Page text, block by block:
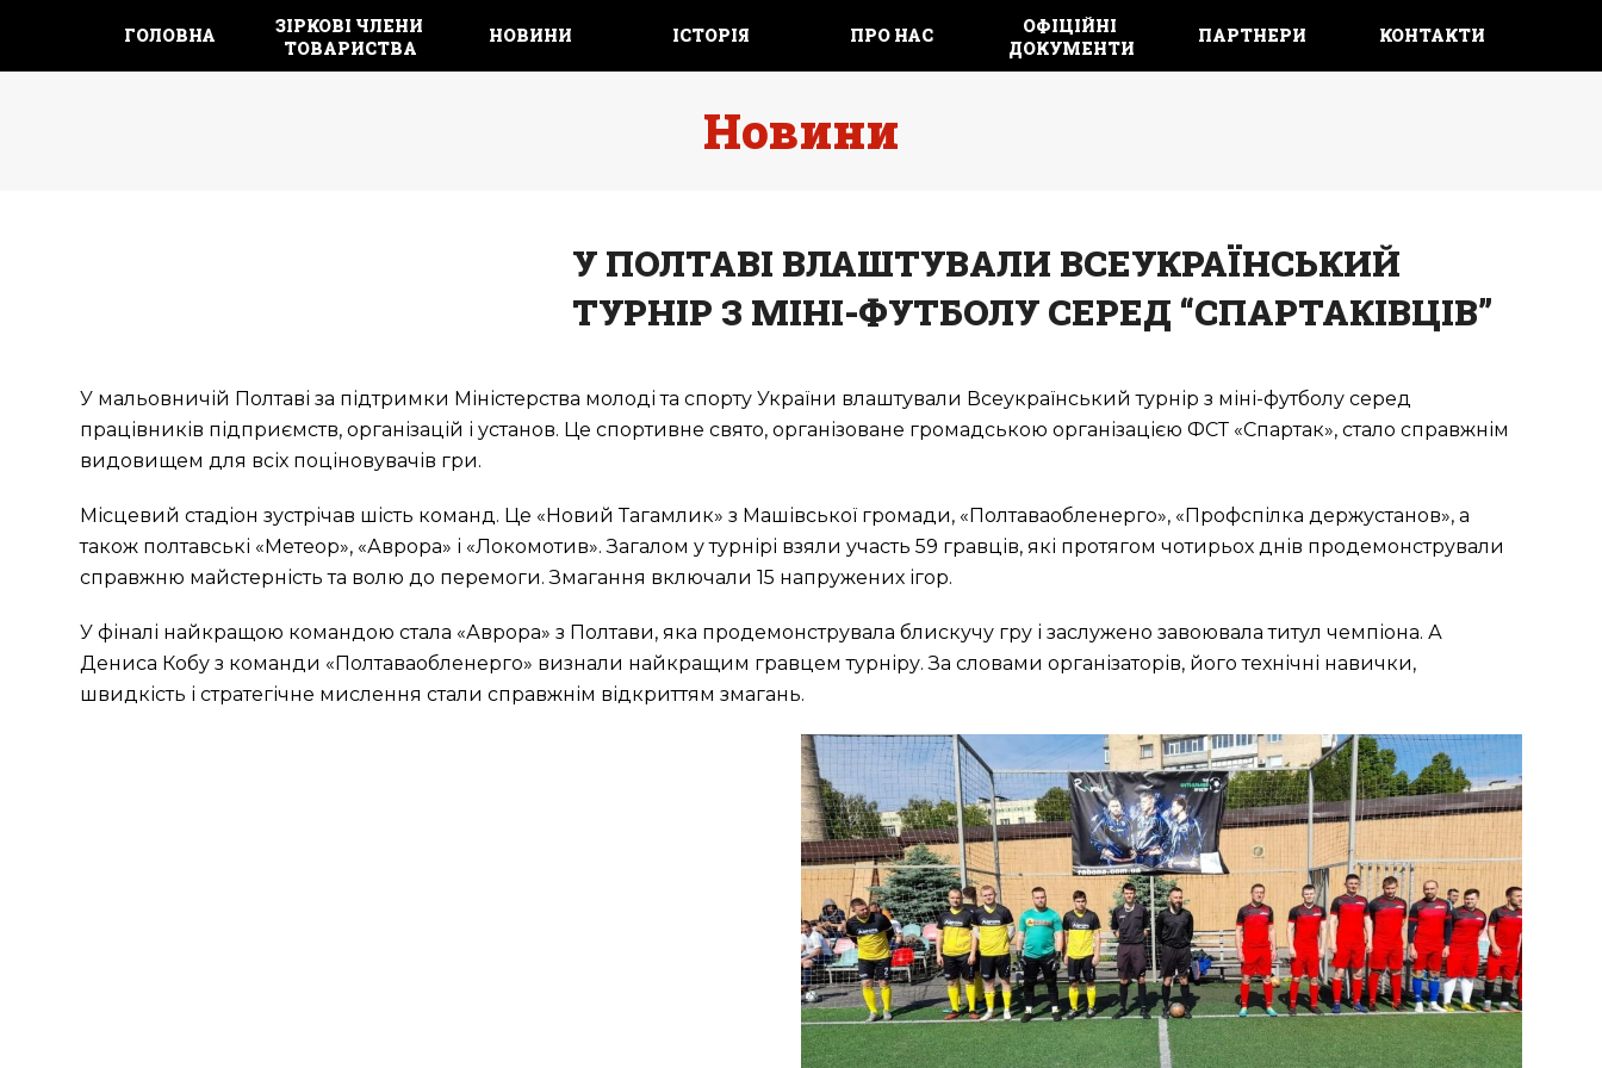
ГОЛОВНА
ЗІРКОВІ ЧЛЕНИ
ТОВАРИСТВА
НОВИНИ ІСТОРІЯ ПРО НАС
ОФІЦІЙНІ
ДОКУМЕНТИ
ПАРТНЕРИ КОНТАКТИ
Новини
У ПОЛТАВІ ВЛАШТУВАЛИ ВСЕУКРАЇНСЬКИЙ
ТУРНІР З МІНІ-ФУТБОЛУ СЕРЕД “СПАРТАКІВЦІВ”
У мальовничій Полтаві за підтримки Міністерства молоді та спорту України влаштували Всеукраїнський турнір з міні-футболу серед
працівників підприємств, організацій і установ. Це спортивне свято, організоване громадською організацією ФСТ «Спартак», стало справжнім
видовищем для всіх поціновувачів гри.
Місцевий стадіон зустрічав шість команд. Це «Новий Тагамлик» з Машівської громади, «Полтаваобленерго», «Профспілка держустанов», а
також полтавські «Метеор», «Аврора» і «Локомотив». Загалом у турнірі взяли участь 59 гравців, які протягом чотирьох днів продемонстрували
справжню майстерність та волю до перемоги. Змагання включали 15 напружених ігор.
У фіналі найкращою командою стала «Аврора» з Полтави, яка продемонструвала блискучу гру і заслужено завоювала титул чемпіона. А
Дениса Кобу з команди «Полтаваобленерго» визнали найкращим гравцем турніру. За словами організаторів, його технічні навички,
швидкість і стратегічне мислення стали справжнім відкриттям змагань.